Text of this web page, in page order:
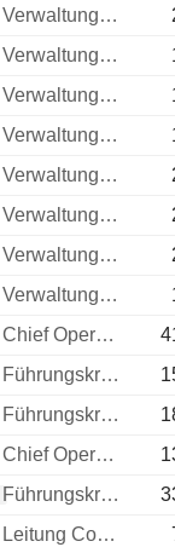
Verwaltungsratsmitglied
Verwaltungsratsmitglied
Verwaltungsratsmitglied
Verwaltungsratsmitglied
Verwaltungsratsmitglied
Verwaltungsratsmitglied
Verwaltungsratsmitglied
Verwaltungsratsmitglied
Chief Operating Officer (COO)
Führungskraft / leitender Angestellter
Führungskraft / leitender Angestellter
Chief Operating Officer (COO)
Führungskraft / leitender Angestellter
Leitung Compliance